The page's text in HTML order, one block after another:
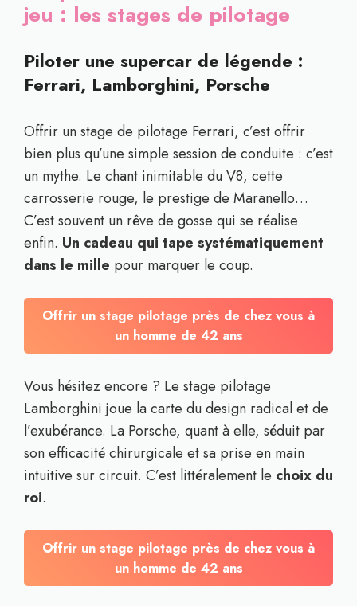
jeu : les stages de pilotage
Piloter une supercar de légende :
Ferrari, Lamborghini, Porsche
Offrir un stage de pilotage Ferrari, c’est offrir
bien plus qu’une simple session de conduite : c’est
un mythe. Le chant inimitable du V8, cette
carrosserie rouge, le prestige de Maranello…
C’est souvent un rêve de gosse qui se réalise
enfin. Un cadeau qui tape systématiquement
dans le mille pour marquer le coup.
Offrir un stage pilotage près de chez vous à
un homme de 42 ans
Vous hésitez encore ? Le stage pilotage
Lamborghini joue la carte du design radical et de
l’exubérance. La Porsche, quant à elle, séduit par
son efficacité chirurgicale et sa prise en main
intuitive sur circuit. C’est littéralement le choix du
roi.
Offrir un stage pilotage près de chez vous à
un homme de 42 ans